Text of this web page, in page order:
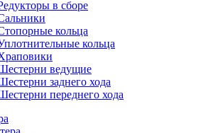
в сборе
кольца
кольца
ведущие
заднего хода
переднего хода